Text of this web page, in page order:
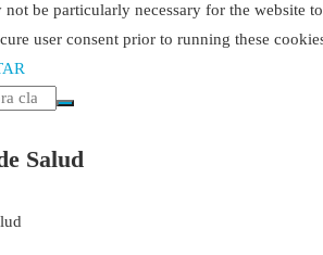
be particularly necessary for the website
user consent prior to running these
Salud